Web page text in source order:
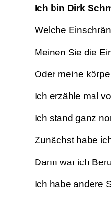
Ich bin Dirk
Welche
Meinen Sie die
Oder meine
Ich erzähle mal
Ich stand ganz
Zunächst habe
Dann war ich
Ich habe andere